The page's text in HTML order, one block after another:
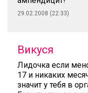
29.02.2008 (22:33)
Викуся
Лидочка если
17 и никаких
значит у тебя в